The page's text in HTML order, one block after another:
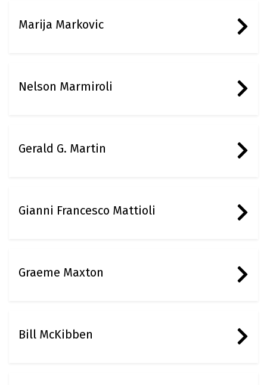
Marija Markovic
Nelson Marmiroli
Gerald G. Martin
Gianni Francesco Mattioli
Graeme Maxton
Bill McKibben